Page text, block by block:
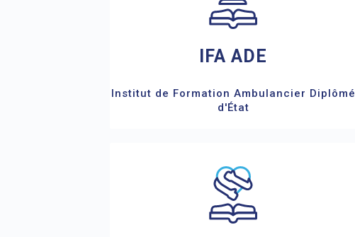
IFA ADE
Institut de Formation Ambulancier Diplômé
d'État